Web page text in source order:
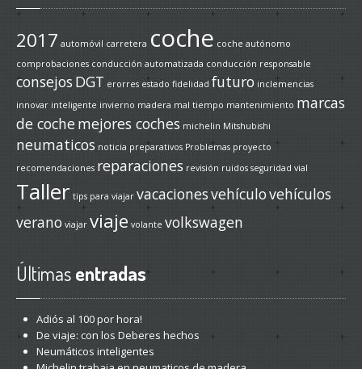
2017 automóvil carretera coche coche autónomo
comprobaciones conducción automatizada conducción responsable
consejos DGT erorres estado fidelidad futuro inclemencias
innovar inteligente invierno madera mal tiempo mantenimiento marcas
de cochemejores coches michelin Mitshubishi
neumaticos noticia preparativos Problemas proyecto
recomendaciones reparaciones revisión ruidos seguridad vial
Taller tips para viajar vacacionesvehículovehículos
verano viajar viaje volante volkswagen
Últimasentradas
Adiós al 100 por hora!
De viaje: con los Deberes hechos
Neumáticos inteligentes